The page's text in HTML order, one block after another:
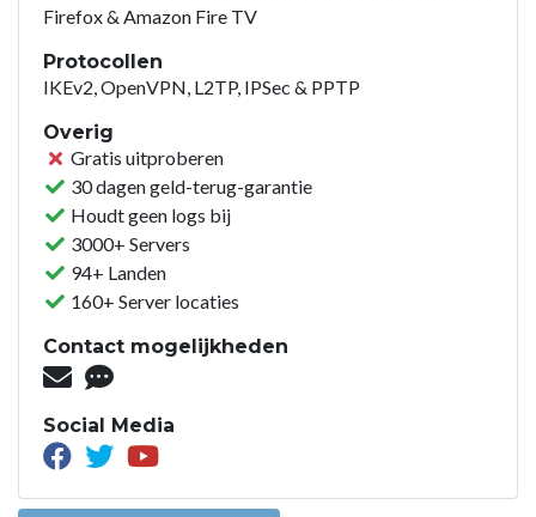
Firefox & Amazon Fire TV
Protocollen
IKEv2, OpenVPN, L2TP, IPSec & PPTP
Overig
Gratis uitproberen
30 dagen geld-terug-garantie
Houdt geen logs bij
3000+ Servers
94+ Landen
160+ Server locaties
Contact mogelijkheden
Social Media